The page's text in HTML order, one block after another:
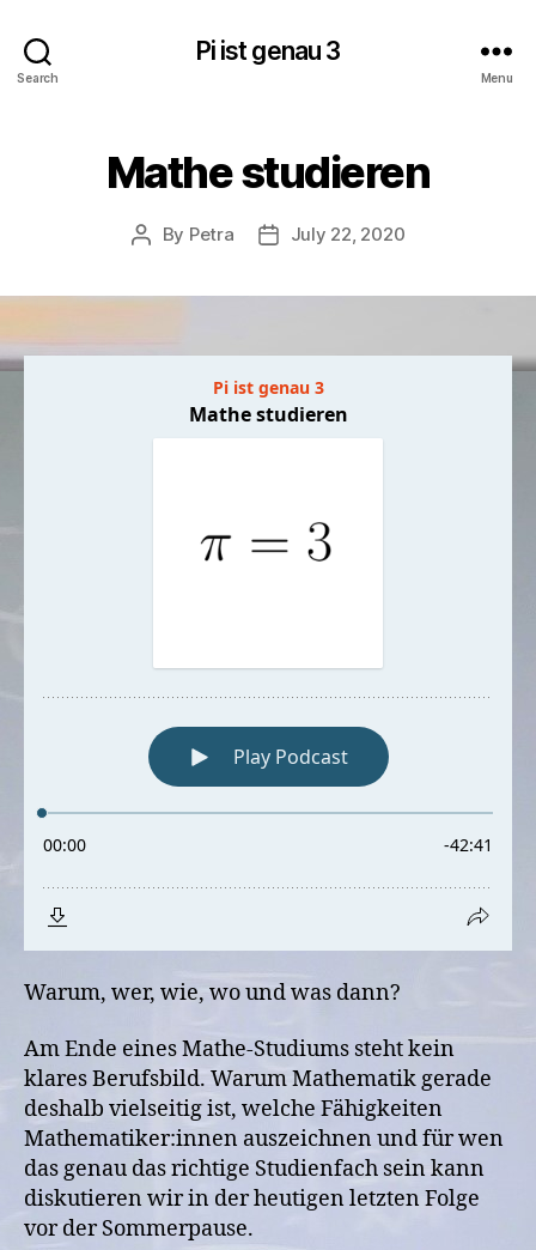
Search
Pi ist genau 3
Menu
Mathe studieren
Post
By Petra
PostJuly 22, 2020
Warum, wer, wie, wo und was dann?
Am Ende eines Mathe-Studiums steht kein
klares Berufsbild. Warum Mathematik gerade
deshalb vielseitig ist, welche Fähigkeiten
Mathematiker:innen auszeichnen und für wen
das genau das richtige Studienfach sein kann
diskutieren wir in der heutigen letzten Folge
vor der Sommerpause.